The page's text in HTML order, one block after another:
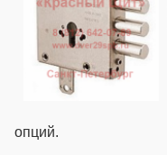
опций.